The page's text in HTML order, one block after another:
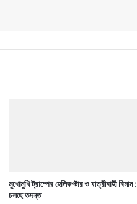
মুখোমুখি ট্রাম্পের হেলিকপ্টার ও যাত্রীবাহী বিমান :
চলছে তদন্ত